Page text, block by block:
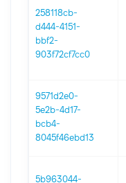
258118cb-
d444-4151-
bbf2-
903f72cf7cc0
9571d2e0-
5e2b-4d17-
bcb4-
8045f46ebd13
5b963044-